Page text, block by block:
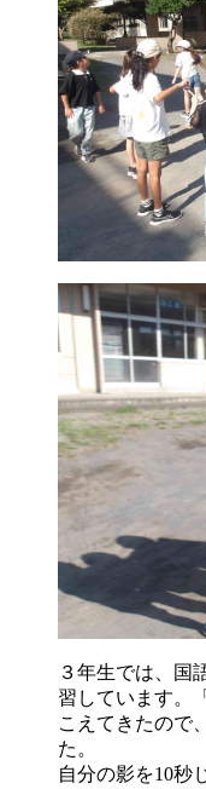
３年生では、国
習しています。
こえてきたので
た。
自分の影を10秒